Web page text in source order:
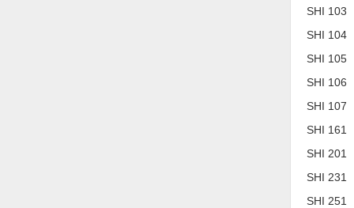
SHI 103
SHI 104
SHI 105
SHI 106
SHI 107
SHI 161
SHI 201
SHI 231
SHI 251